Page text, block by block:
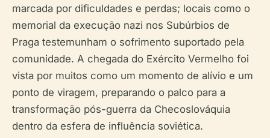
marcada por dificuldades e perdas; locais como o
memorial da execução nazi nos Subúrbios de
Praga testemunham o sofrimento suportado pela
comunidade. A chegada do Exército Vermelho foi
vista por muitos como um momento de alívio e um
ponto de viragem, preparando o palco para a
transformação pós-guerra da Checoslováquia
dentro da esfera de influência soviética.